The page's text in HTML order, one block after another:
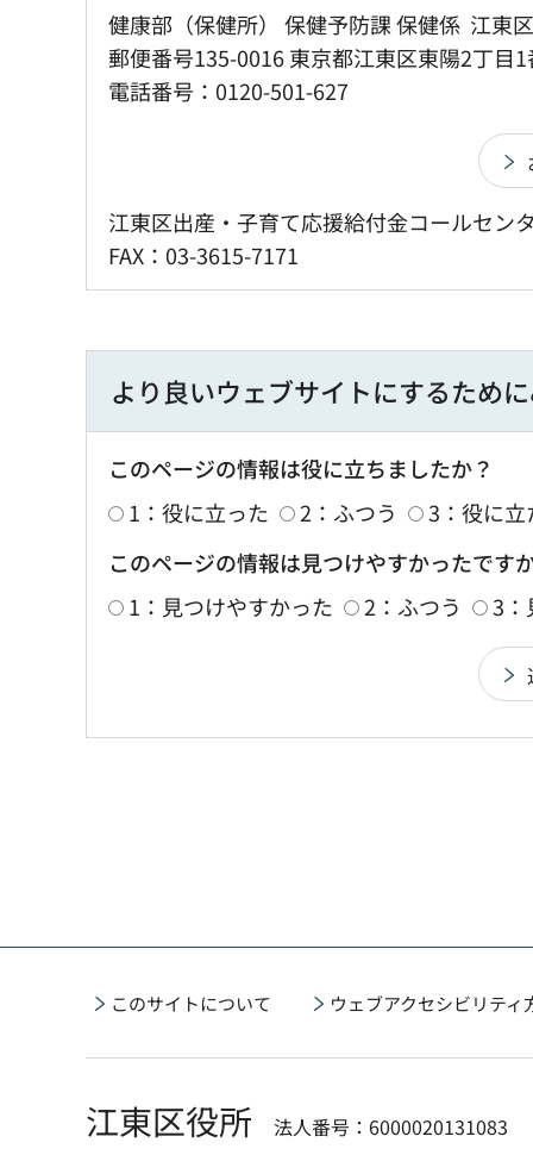
健康部（保健所） 保健予防課 保健係 江東
郵便番号135-0016 東京都江東区東陽2丁目1
電話番号：0120-501-627
江東区出産・子育て応援給付金コールセン
FAX：03-3615-7171
より良いウェブサイトにするため
このページの情報は役に立ちましたか？
1：役に立った
2：ふつう
3：役に立
このページの情報は見つけやすかったです
1：見つけやすかった
2：ふつう 3：
このサイトについて ウェブアクセシビリティ
江東区役所 法人番号：6000020131083